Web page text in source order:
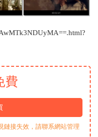
費
鏈接失效，請聯系網站管理